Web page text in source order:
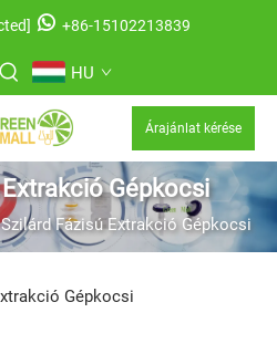
+86-15102213839
HU
Árajánlat kérése
Gépkocsi
Szilárd Fázisú Extrakció Gépkocsi
Gépkocsi